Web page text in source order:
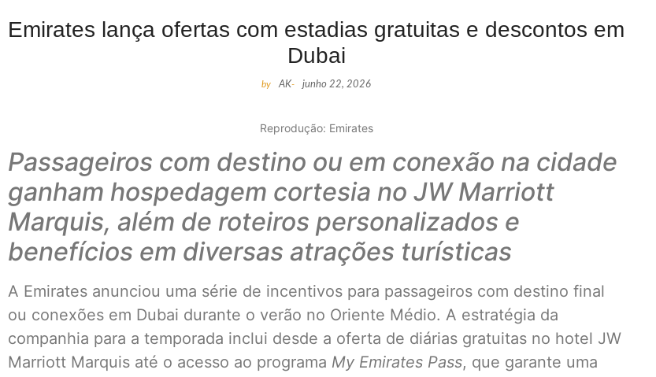
Emirates lança ofertas com estadias gratuitas e descontos em
Dubai
by AK- junho 22, 2026
Reprodução: Emirates
Passageiros com destino ou em conexão na cidade
ganham hospedagem cortesia no JW Marriott
Marquis, além de roteiros personalizados e
benefícios em diversas atrações turísticas
A Emirates anunciou uma série de incentivos para passageiros com destino final
ou conexões em Dubai durante o verão no Oriente Médio. A estratégia da
companhia para a temporada inclui desde a oferta de diárias gratuitas no hotel JW
Marriott Marquis até o acesso ao programa My Emirates Pass, que garante uma